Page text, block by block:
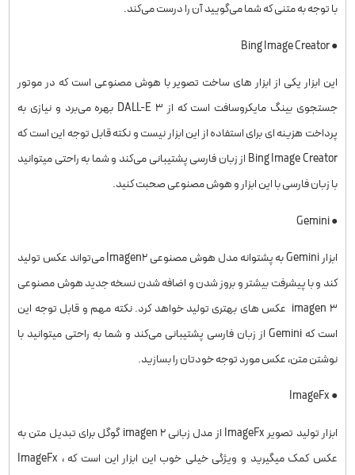
با توجه به متنی که شما می‌گویید آن را درست می‌کند.
● Bing Image Creator
این ابزار یکی از ابزار های ساخت تصویر با هوش مصنوعی است که در موتور
جستجوی بینگ مایکروسافت است که از DALL-E ۳ بهره می‌برد و نیازی به
پرداخت هزینه ای برای استفاده از این ابزار نیست و نکته قابل توجه این است که
Bing Image Creator از زبان فارسی پشتیبانی می‌کند و شما به راحتی میتوانید
با زبان فارسی با این ابزار و هوش مصنوعی صحبت کنید.
● Gemini
ابزار Gemini به پشتوانه مدل هوش مصنوعی Imagen2 می‌تواند عکس تولید
کند و با پیشرفت بیشتر و بروز شدن و اضافه شدن نسخه جدید هوش مصنوعی
imagen ۳ عکس های بهتری تولید خواهد کرد. نکته مهم و قابل توجه این
است که Gemini از زبان فارسی پشتیبانی می‌کند و شما به راحتی میتوانید با
نوشتن متن، عکس مورد توجه خودتان را بسازید.
● ImageFx
ابزار تولید تصویر ImageFx از مدل زبانی imagen ۲ گوگل برای تبدیل متن به
عکس کمک میگیرید و ویژگی خیلی خوب این ابزار این است که ، ImageFx